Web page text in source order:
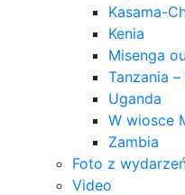
Kasama-
Kenia
Misenga
Tanzania
Uganda
W wiosce
Zambia
Foto z
Video